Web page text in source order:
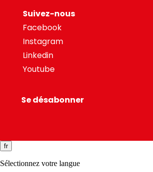
Suivez-nous
Facebook
Instagram
Linkedin
Youtube
Se désabonner
fr
Sélectionnez votre langue